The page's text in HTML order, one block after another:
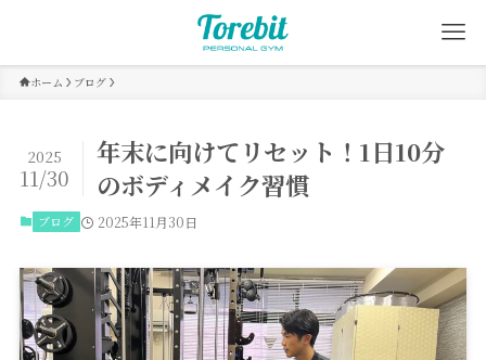
ホーム ブログ
年末に向けてリセット！1日10分
のボディメイク習慣
2025
11/30
ブログ 2025年11月30日